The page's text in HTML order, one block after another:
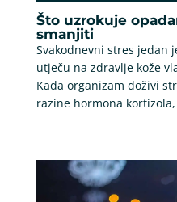
Što uzrokuje
smanjiti
Svakodnevni stres jedan
utječu na zdravlje kože
Kada organizam doživi
razine hormona